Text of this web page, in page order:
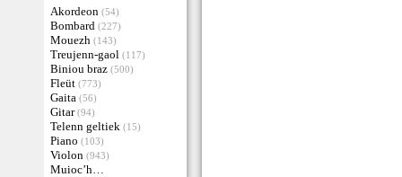
Akordeon (54)
Bombard (227)
Mouezh (143)
Treujenn-gaol (117)
Biniou braz (500)
Fleüt (773)
Gaita (56)
Gitar (94)
Telenn geltiek (15)
Piano (103)
Violon (943)
Muioc’h…